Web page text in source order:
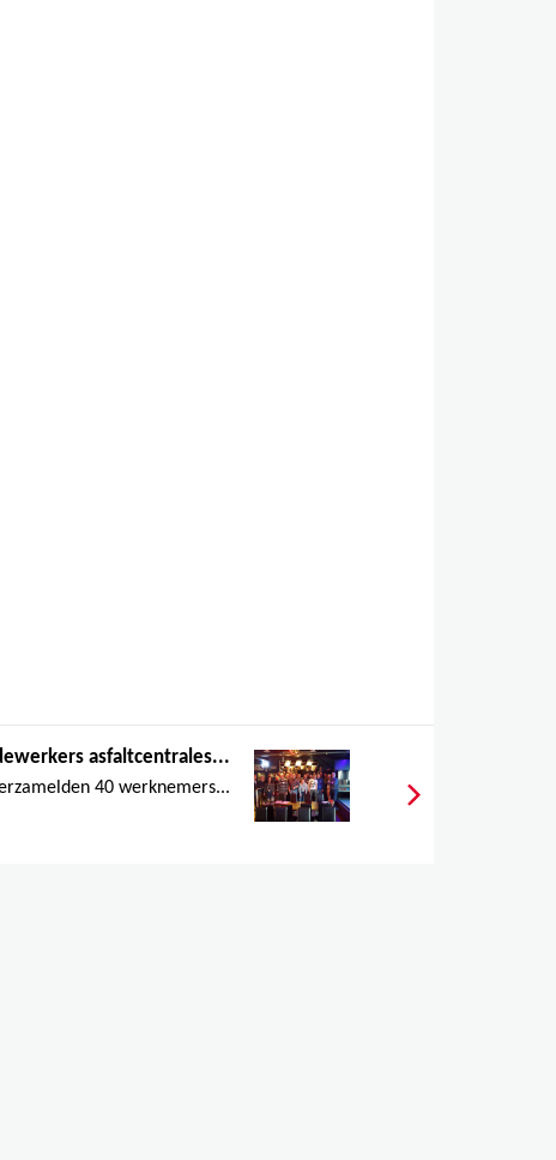
asfaltcentrales...
40 werknemers...